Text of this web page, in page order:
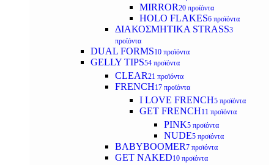
MIRROR20 προϊόντα
HOLO FLAKES6 προϊόντα
ΔΙΑΚΟΣΜΗΤΙΚΑ STRASS3
προϊόντα
DUAL FORMS10 προϊόντα
GELLY TIPS54 προϊόντα
CLEAR21 προϊόντα
FRENCH17 προϊόντα
I LOVE FRENCH5 προϊόντα
GET FRENCH11 προϊόντα
PINK5 προϊόντα
NUDE5 προϊόντα
BABYBOOMER7 προϊόντα
GET NAKED10 προϊόντα